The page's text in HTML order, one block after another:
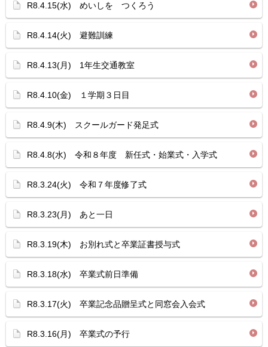
R8.4.15(水) めいしを つくろう
R8.4.14(火) 避難訓練
R8.4.13(月) 1年生交通教室
R8.4.10(金) １学期３日目
R8.4.9(木) スクールガード発足式
R8.4.8(水) 令和８年度 新任式・始業式・入学式
R8.3.24(火) 令和７年度修了式
R8.3.23(月) あと一日
R8.3.19(木) お別れ式と卒業証書授与式
R8.3.18(水) 卒業式前日準備
R8.3.17(火) 卒業記念品贈呈式と同窓会入会式
R8.3.16(月) 卒業式の予行